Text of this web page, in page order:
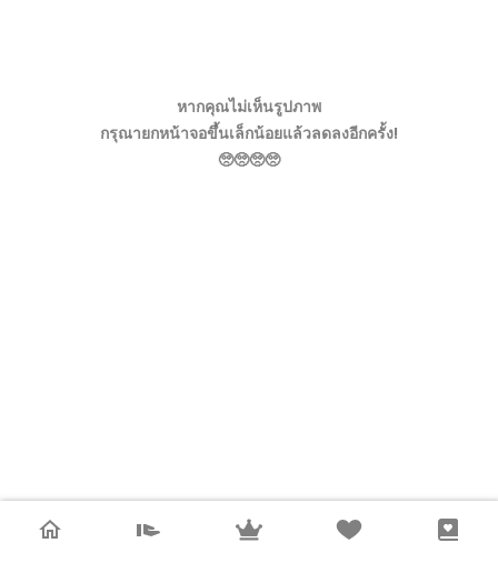
หากคุณไม่เห็นรูปภาพ
กรุณายกหน้าจอขึ้นเล็กน้อยแล้วลดลงอีกครั้ง!
🥺🥺🥺🥺